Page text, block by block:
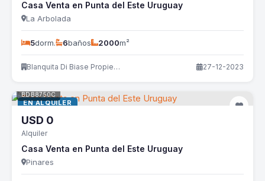
Casa Venta en Punta del Este Uruguay
La Arbolada
5dorm. 6baños 2000m²
Blanquita Di Biase Propiedades 27-12-2023
EN ALQUILER
BDB8750C
USD 0
Alquiler
Casa Venta en Punta del Este Uruguay
Pinares